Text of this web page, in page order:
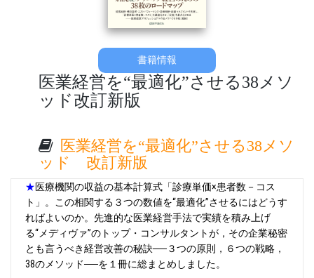
書籍情報
医業経営を“最適化”させる38メソ
ッド改訂新版
医業経営を“最適化”させる38メソ
ッド 改訂新版
★医療機関の収益の基本計算式「診療単価×患者数－コス
ト」。この相関する３つの数値を“最適化”させるにはどうす
ればよいのか。 先進的な医業経営手法で実績を積み上げ
る“メディヴァ”のトップ・コンサルタントが，その企業秘密
とも言うべき経営改善の秘訣──３つの原則，６つの戦略，
38のメソッド──を１冊に総まとめしました。